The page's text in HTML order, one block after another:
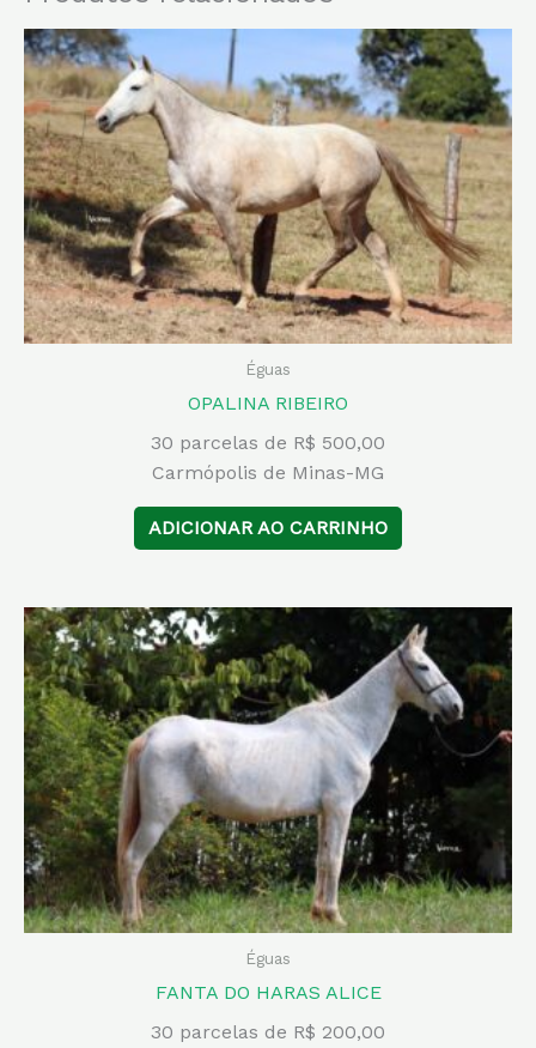
Éguas
OPALINA RIBEIRO
30 parcelas de R$ 500,00
Carmópolis de Minas-MG
ADICIONAR AO CARRINHO
Éguas
FANTA DO HARAS ALICE
30 parcelas de R$ 200,00